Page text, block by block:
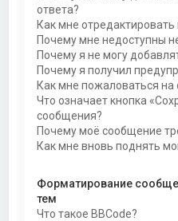
ответа?
Как мне отредактировать
Почему мне недоступны
Почему я не могу
Почему я получил
Как мне пожаловаться
Что означает кнопка
сообщения?
Почему моё сообщение
Как мне вновь поднять
Форматирование
тем
Что такое BBCode?